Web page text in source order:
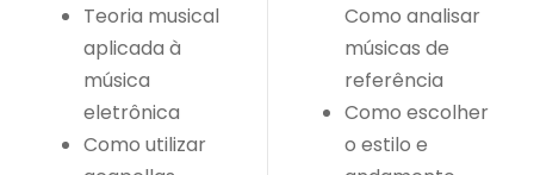
Teoria musical
aplicada à
música
eletrônica
Como utilizar
Como analisar
músicas de
referência
Como escolher
o estilo e